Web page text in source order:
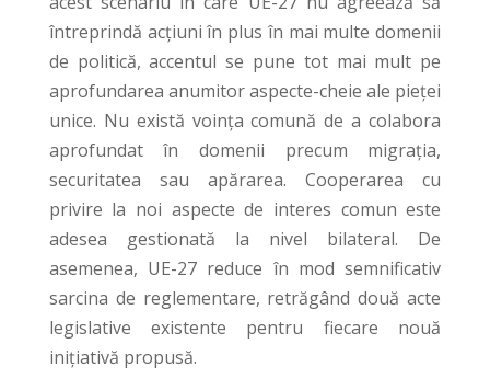
întreprindă acțiuni în plus în mai multe domenii
de politică, accentul se pune tot mai mult pe
aprofundarea anumitor aspecte-cheie ale pieței
unice. Nu există voința comună de a colabora
aprofundat în domenii precum migrația,
securitatea sau apărarea. Cooperarea cu
privire la noi aspecte de interes comun este
adesea gestionată la nivel bilateral. De
asemenea, UE-27 reduce în mod semnificativ
sarcina de reglementare, retrăgând două acte
legislative existente pentru fiecare nouă
inițiativă propusă.